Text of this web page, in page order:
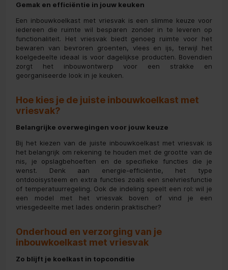
Gemak en efficiëntie in jouw keuken
Een inbouwkoelkast met vriesvak is een slimme keuze voor
iedereen die ruimte wil besparen zonder in te leveren op
functionaliteit. Het vriesvak biedt genoeg ruimte voor het
bewaren van bevroren groenten, vlees en ijs, terwijl het
koelgedeelte ideaal is voor dagelijkse producten. Bovendien
zorgt het inbouwontwerp voor een strakke en
georganiseerde look in je keuken.
Hoe kies je de juiste inbouwkoelkast met
vriesvak?
Belangrijke overwegingen voor jouw keuze
Bij het kiezen van de juiste inbouwkoelkast met vriesvak is
het belangrijk om rekening te houden met de grootte van de
nis, je opslagbehoeften en de specifieke functies die je
wenst. Denk aan energie-efficiëntie, het type
ontdooisysteem en extra functies zoals een snelvriesfunctie
of temperatuurregeling. Ook de indeling speelt een rol: wil je
een model met het vriesvak boven of vind je een
vriesgedeelte met lades onderin praktischer?
Onderhoud en verzorging van je
inbouwkoelkast met vriesvak
Zo blijft je koelkast in topconditie